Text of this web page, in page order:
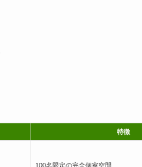
特徴
100名限定の完全個室空間